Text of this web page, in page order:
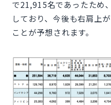
で21,915名であったため、
しており、今後も右肩上
ことが予想されます。